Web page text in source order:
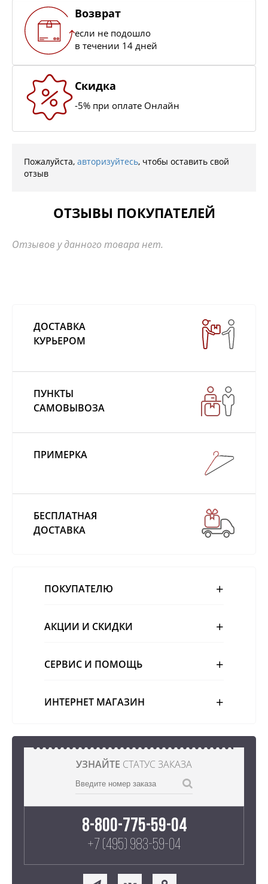
Возврат
если не подошло
в течении 14 дней
Скидка
-5% при оплате Онлайн
Пожалуйста, авторизуйтесь, чтобы оставить свой
отзыв
ОТЗЫВЫ ПОКУПАТЕЛЕЙ
Отзывов у данного товара нет.
ДОСТАВКА
КУРЬЕРОМ
ПУНКТЫ
САМОВЫВОЗА
ПРИМЕРКА
БЕСПЛАТНАЯ
ДОСТАВКА
ПОКУПАТЕЛЮ
АКЦИИ И СКИДКИ
СЕРВИС И ПОМОЩЬ
ИНТЕРНЕТ МАГАЗИН
УЗНАЙТЕ СТАТУС ЗАКАЗА
8-800-775-59-04
+7 (495) 983-59-04